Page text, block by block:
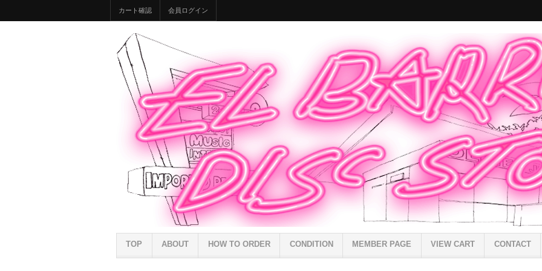
カート確認 会員ログイン
TOP ABOUT HOW TO ORDER CONDITION MEMBER PAGE VIEW CART CONTACT